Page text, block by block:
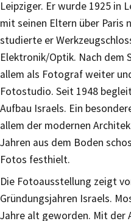
Leipziger. Er wurde 1925 in
mit seinen Eltern über Paris
studierte er
Elektronik/Optik. Nach dem
allem als Fotograf weiter
Fotostudio. Seit 1948
Aufbau Israels. Ein
allem der modernen
Jahren aus dem Boden
Fotos festhielt.
Die Fotoausstellung zeigt
Gründungsjahren Israels.
Jahre alt geworden. Mit der